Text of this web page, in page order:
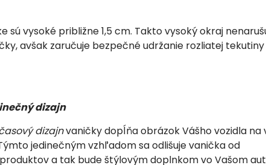
sú vysoké približne 1,5 cm. Takto vysoký okraj
avšak zaručuje bezpečné udržanie rozliatej
dizajn
dizajnvaničky dopĺňa obrázok Vášho vozidla na
jedinečným vzhľadom sa odlišuje vanička od
a tak bude štýlovým doplnkom vo Vašom